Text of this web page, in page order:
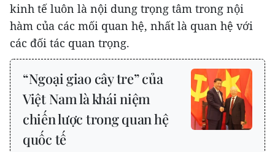
kinh tế luôn là nội dung trọng tâm trong nội
hàm của các mối quan hệ, nhất là quan hệ với
các đối tác quan trọng.
“Ngoại giao cây tre” của
Việt Nam là khái niệm
chiến lược trong quan hệ
quốc tế